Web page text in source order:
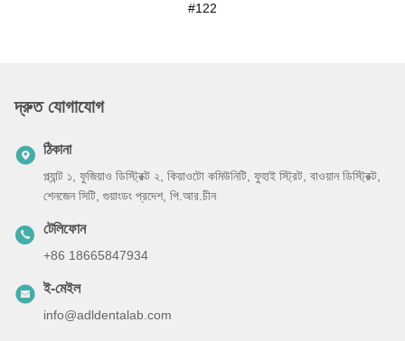
#122
দ্রুত যোগাযোগ
ঠিকানা
প্ল্যান্ট ১, ফুজিয়াও ডিস্ট্রিক্ট ২, কিয়াওটো কমিউনিটি, ফুহাই স্ট্রিট, বাওয়ান ডিস্ট্রিক্ট,
শেনজেন সিটি, গুয়াংডং প্রদেশ, পি.আর.চীন
টেলিফোন
+86 18665847934
ই-মেইল
info@adldentalab.com